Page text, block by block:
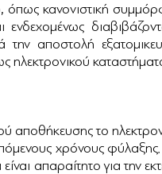
όπως κανονιστική
ενδεχομένως
την αποστολή
ηλεκτρονικού
το
χρόνους
απαραίτητο για